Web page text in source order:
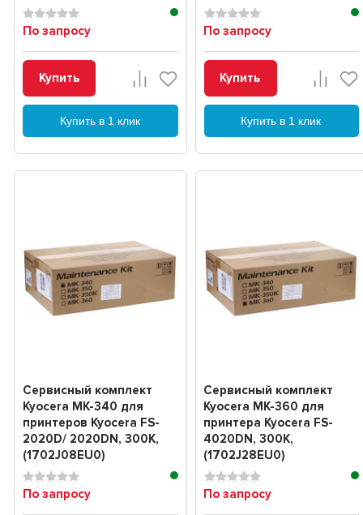
По запросу
Купить
Купить в 1 клик
По запросу
Купить
Купить в 1 клик
Сервисный комплект
Kyocera MK-340 для
принтеров Kyocera FS-
2020D/ 2020DN, 300K,
(1702J08EU0)
По запросу
Сервисный комплект
Kyocera MK-360 для
принтера Kyocera FS-
4020DN, 300K,
(1702J28EU0)
По запросу